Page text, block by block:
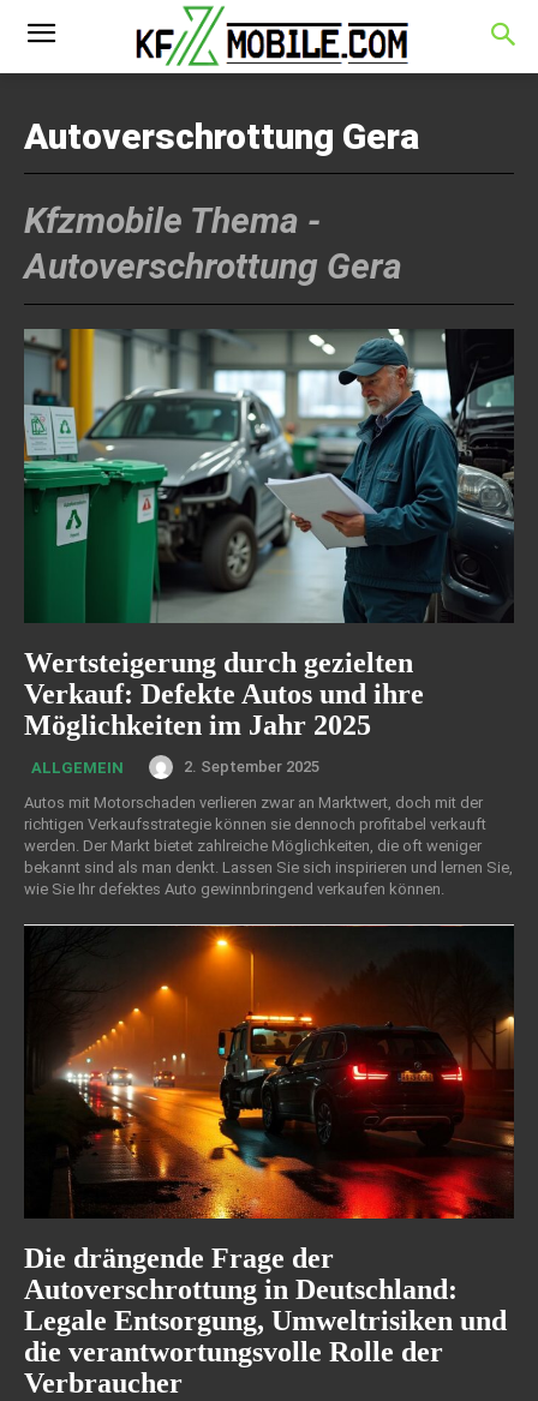
Autoverschrottung Gera
Kfzmobile Thema -
Autoverschrottung Gera
Wertsteigerung durch gezielten
Verkauf: Defekte Autos und ihre
Möglichkeiten im Jahr 2025
ALLGEMEIN
2. September 2025
Autos mit Motorschaden verlieren zwar an Marktwert, doch mit der
richtigen Verkaufsstrategie können sie dennoch profitabel verkauft
werden. Der Markt bietet zahlreiche Möglichkeiten, die oft weniger
bekannt sind als man denkt. Lassen Sie sich inspirieren und lernen Sie,
wie Sie Ihr defektes Auto gewinnbringend verkaufen können.
Die drängende Frage der
Autoverschrottung in Deutschland:
Legale Entsorgung, Umweltrisiken und
die verantwortungsvolle Rolle der
Verbraucher